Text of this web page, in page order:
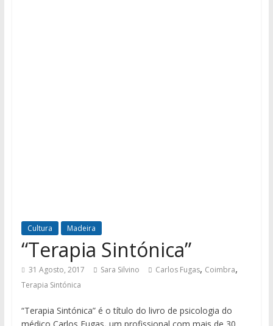
Cultura Madeira
“Terapia Sintónica”
31 Agosto, 2017 Sara Silvino Carlos Fugas, Coimbra,
Terapia Sintónica
“Terapia Sintónica” é o título do livro de psicologia do